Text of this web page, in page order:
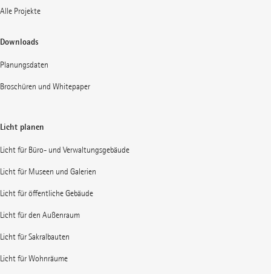
Alle Projekte
Downloads
Planungsdaten
Broschüren und Whitepaper
Licht planen
Licht für Büro- und Verwaltungsgebäude
Licht für Museen und Galerien
Licht für öffentliche Gebäude
Licht für den Außenraum
Licht für Sakralbauten
Licht für Wohnräume